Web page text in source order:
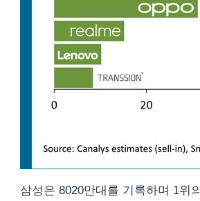
삼성은 8020만대를 기록하며 1위